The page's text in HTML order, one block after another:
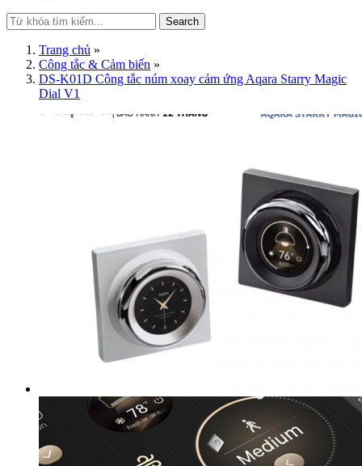
Search
Trang chủ »
Công tắc & Cảm biến »
DS-K01D Công tắc núm xoay cảm ứng Aqara Starry Magic
Dial V1